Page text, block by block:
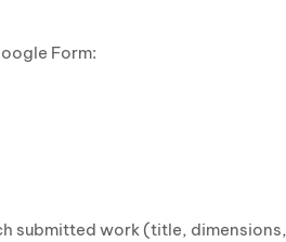
Form:
submitted work (title, dimensions,